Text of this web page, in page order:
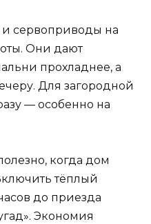
и сервоприводы на
Они дают
прохладнее, а
Для загородной
— особенно на
когда дом
тёплый
до приезда
Экономия